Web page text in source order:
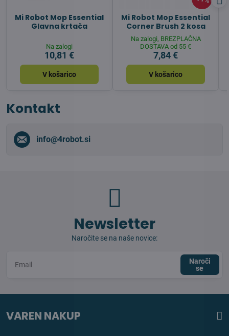
Mi Robot Mop Essential
Glavna krtača
Na zalogi
10,81 €
V košarico
Mi Robot Mop Essential
Corner Brush 2 kosa
Na zalogi, BREZPLAČNA
DOSTAVA od 55 €
7,84 €
V košarico
Kontakt
info​@4robot​.si
Newsletter
Naročite se na naše novice:
Naroči
se
VAREN NAKUP